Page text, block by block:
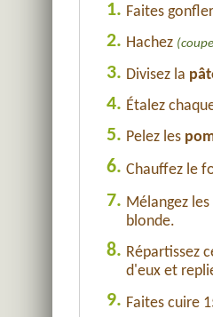
1. Faites
2. Hachez
3. Divisez la
4. Étalez
5. Pelez les
6. Chauffez le
7. Mélangez
blonde.
8. Répartissez
d'eux et
9. Faites cuire